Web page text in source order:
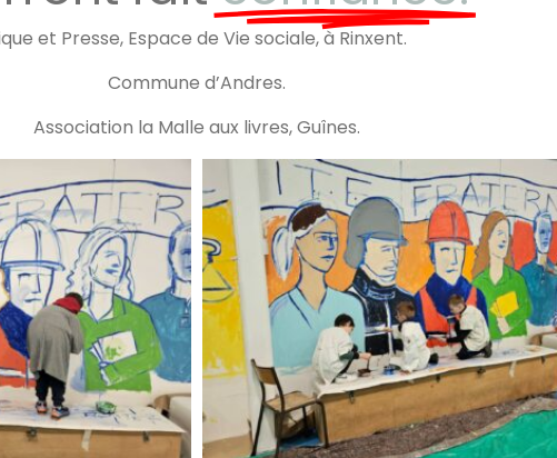
et Presse, Espace de Vie sociale, à Rinxent.
Commune d’Andres.
Association la Malle aux livres, Guînes.